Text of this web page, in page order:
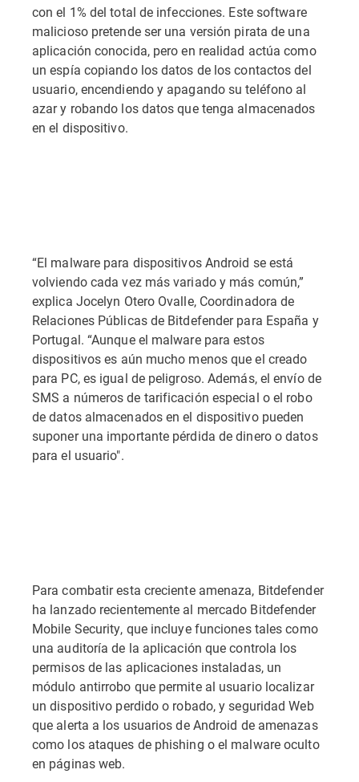
con el 1% del total de infecciones. Este software
malicioso pretende ser una versión pirata de una
aplicación conocida, pero en realidad actúa como
un espía copiando los datos de los contactos del
usuario, encendiendo y apagando su teléfono al
azar y robando los datos que tenga almacenados
en el dispositivo.
“El malware para dispositivos Android se está
volviendo cada vez más variado y más común,”
explica Jocelyn Otero Ovalle, Coordinadora de
Relaciones Públicas de Bitdefender para España y
Portugal. “Aunque el malware para estos
dispositivos es aún mucho menos que el creado
para PC, es igual de peligroso. Además, el envío de
SMS a números de tarificación especial o el robo
de datos almacenados en el dispositivo pueden
suponer una importante pérdida de dinero o datos
para el usuario".
Para combatir esta creciente amenaza, Bitdefender
ha lanzado recientemente al mercado Bitdefender
Mobile Security, que incluye funciones tales como
una auditoría de la aplicación que controla los
permisos de las aplicaciones instaladas, un
módulo antirrobo que permite al usuario localizar
un dispositivo perdido o robado, y seguridad Web
que alerta a los usuarios de Android de amenazas
como los ataques de phishing o el malware oculto
en páginas web.